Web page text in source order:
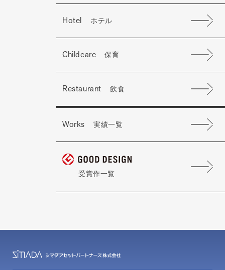
Hotel ホテル
Childcare 保育
Restaurant 飲食
Works 実績一覧
受賞作一覧